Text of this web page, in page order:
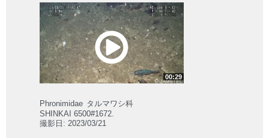
00:29
Phronimidae タルマワシ科
SHINKAI 6500#1672.
撮影日: 2023/03/21